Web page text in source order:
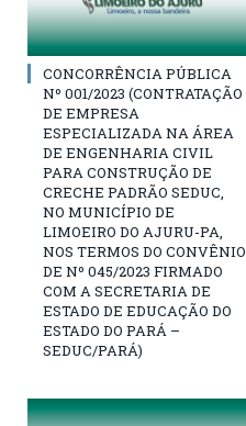
CONCORRÊNCIA PÚBLICA
Nº 001/2023 (CONTRATAÇÃO
DE EMPRESA
ESPECIALIZADA NA ÁREA
DE ENGENHARIA CIVIL
PARA CONSTRUÇÃO DE
CRECHE PADRÃO SEDUC,
NO MUNICÍPIO DE
LIMOEIRO DO AJURU-PA,
NOS TERMOS DO CONVÊNIO
DE Nº 045/2023 FIRMADO
COM A SECRETARIA DE
ESTADO DE EDUCAÇÃO DO
ESTADO DO PARÁ –
SEDUC/PARÁ)